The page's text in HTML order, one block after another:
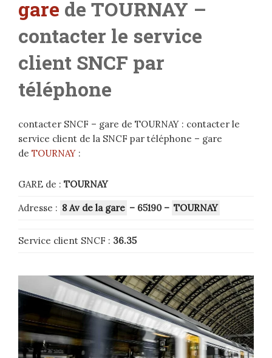
gare de TOURNAY –
contacter le service
client SNCF par
téléphone
contacter SNCF – gare de TOURNAY : contacter le
service client de la SNCF par téléphone – gare
de TOURNAY :
GARE de : TOURNAY
Adresse : 8 Av de la gare – 65190 – TOURNAY
Service client SNCF : 36.35